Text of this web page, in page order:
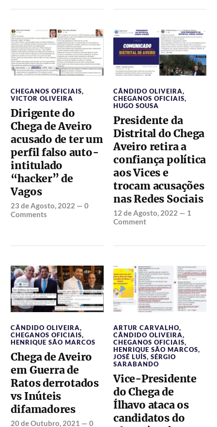
CHEGANOS OFICIAIS,
VICTOR OLIVEIRA
Dirigente do
Chega de Aveiro
acusado de ter um
perfil falso auto-
intitulado
“hacker” de
Vagos
23 de Agosto, 2022 —0
Comments
CÂNDIDO OLIVEIRA,
CHEGANOS OFICIAIS,
HUGO SOUSA
Presidente da
Distrital do Chega
Aveiro retira a
confiança política
aos Vices e
trocam acusações
nas Redes Sociais
12 de Agosto, 2022 — 1
Comment
CÂNDIDO OLIVEIRA,
CHEGANOS OFICIAIS,
HENRIQUE SÃO MARCOS
Chega de Aveiro
em Guerra de
Ratos derrotados
vs Inúteis
difamadores
20 de Outubro, 2021 —0
ARTUR CARVALHO,
CÂNDIDO OLIVEIRA,
CHEGANOS OFICIAIS,
HENRIQUE SÃO MARCOS,
JOSÉ LUÍS,SÉRGIO
SARABANDO
Vice-Presidente
do Chega de
Ílhavo ataca os
candidatos do